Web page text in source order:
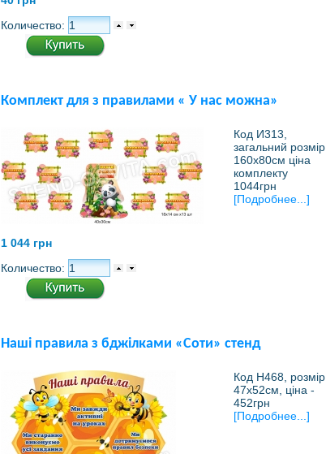
Количество:
Комплект для з правилами « У нас можна»
Код И313,
загальний розмір
160х80см ціна
комплекту
1044грн
[Подробнее...]
1 044 грн
Количество:
Наші правила з бджілками «Соти» стенд
Код Н468, розмір
47х52см, ціна -
452грн
[Подробнее...]